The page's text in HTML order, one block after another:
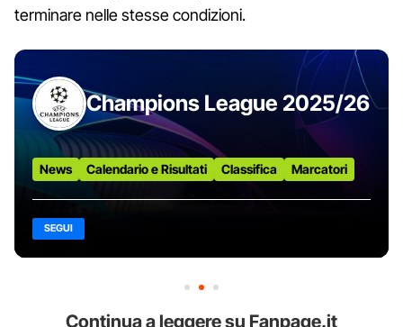
terminare nelle stesse condizioni.
Champions League 2025/26
News Calendario e Risultati Classifica Marcatori
SEGUI
Continua a leggere su Fanpage.it